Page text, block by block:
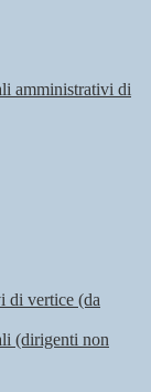
amministrativi di
di vertice (da
(dirigenti non